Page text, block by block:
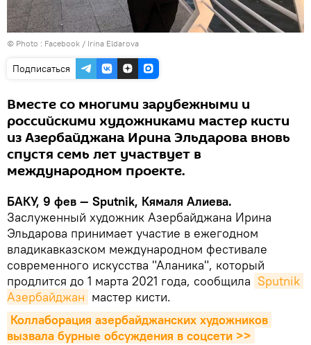
© Photo : Facebook / Irina Eldarova
Подписаться
Вместе со многими зарубежными и
российскими художниками мастер кисти
из Азербайджана Ирина Эльдарова вновь
спустя семь лет участвует в
международном проекте.
БАКУ, 9 фев — Sputnik, Кямаля Алиева.
Заслуженный художник Азербайджана Ирина
Эльдарова принимает участие в ежегодном
владикавказском международном фестивале
современного искусства "Аланика", который
продлится до 1 марта 2021 года, сообщила Sputnik
Азербайджан мастер кисти.
Коллаборация азербайджанских художников
вызвала бурные обсуждения в соцсети >>